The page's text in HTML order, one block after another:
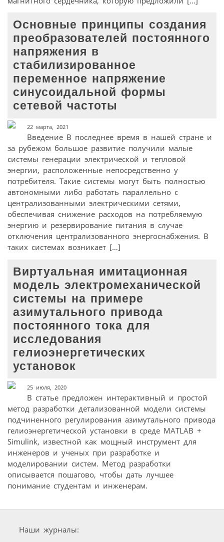
Основные принципы создания
преобразователей постоянного
напряжения в
стабилизированное
переменное напряжение
синусоидальной формы
сетевой частоты
22 марта, 2021
Введение В последнее время в нашей стране и
за рубежом большое развитие получили малые
системы генерации электрической и тепловой
энергии, расположенные непосредственно у
потребителя. Такие системы могут быть полностью
автономными либо работать параллельно с
централизованными электрическими сетями,
обеспечивая снижение расходов на потребляемую
энергию и резервирование питания в случае
отключения централизованного энергоснабжения. В
таких системах возникает […]
Виртуальная имитационная
модель электромеханической
системы на примере
азимутального привода
постоянного тока для
исследования
гелиоэнергетических
установок
25 июля, 2020
В статье предложен интерактивный и простой
метод разработки детализованной модели системы
подчиненного регулирования азимутального привода
гелиоэнергетической установки в среде MATLAB +
Simulink, известной как мощный инструмент для
инженеров и ученых при разработке и
моделировании систем. Метод разработки
описывается пошагово, чтобы дать лучшее
понимание студентам и инженерам.
Наши журналы: